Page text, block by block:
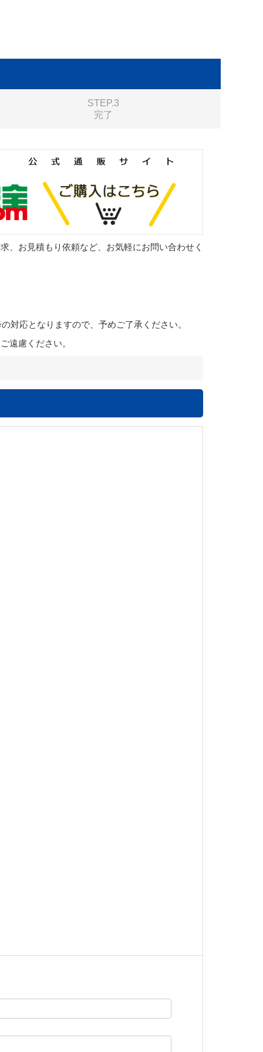
STEP.3
完了
、お見積もり依頼など、お気軽にお問い合わせく
対応となりますので、予めご了承ください。
遠慮ください。